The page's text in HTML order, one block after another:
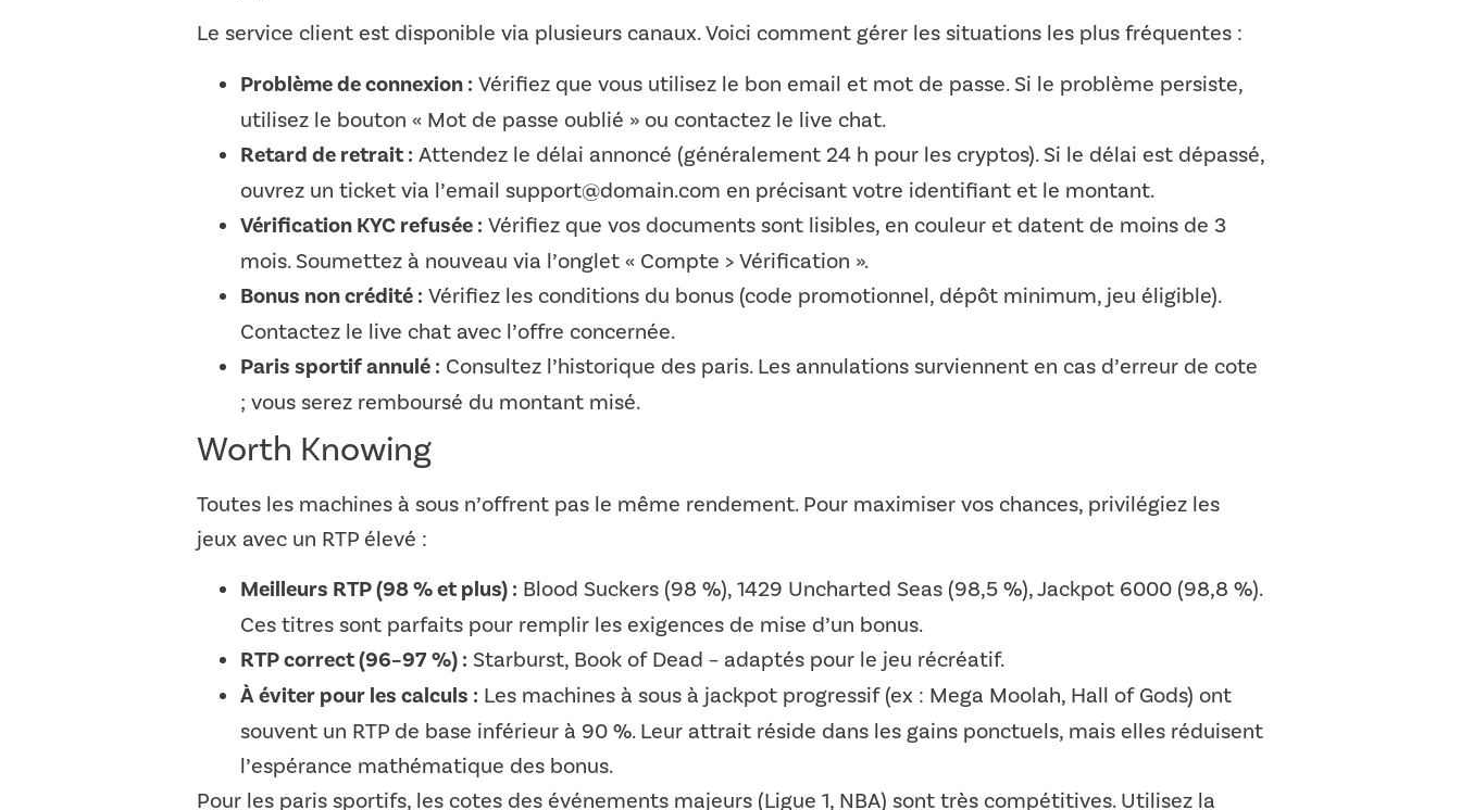
Le service client est disponible via plusieurs canaux. Voici comment gérer les situations les plus fréquentes :
Problème de connexion : Vérifiez que vous utilisez le bon email et mot de passe. Si le problème persiste,
utilisez le bouton « Mot de passe oublié » ou contactez le live chat.
Retard de retrait : Attendez le délai annoncé (généralement 24 h pour les cryptos). Si le délai est dépassé,
ouvrez un ticket via l’email support@domain.com en précisant votre identifiant et le montant.
Vérification KYC refusée : Vérifiez que vos documents sont lisibles, en couleur et datent de moins de 3
mois. Soumettez à nouveau via l’onglet « Compte > Vérification ».
Bonus non crédité : Vérifiez les conditions du bonus (code promotionnel, dépôt minimum, jeu éligible).
Contactez le live chat avec l’offre concernée.
Paris sportif annulé : Consultez l’historique des paris. Les annulations surviennent en cas d’erreur de cote
; vous serez remboursé du montant misé.
Worth Knowing
Toutes les machines à sous n’offrent pas le même rendement. Pour maximiser vos chances, privilégiez les
jeux avec un RTP élevé :
Meilleurs RTP (98 % et plus) : Blood Suckers (98 %), 1429 Uncharted Seas (98,5 %), Jackpot 6000 (98,8 %).
Ces titres sont parfaits pour remplir les exigences de mise d’un bonus.
RTP correct (96–97 %) : Starburst, Book of Dead – adaptés pour le jeu récréatif.
À éviter pour les calculs : Les machines à sous à jackpot progressif (ex : Mega Moolah, Hall of Gods) ont
souvent un RTP de base inférieur à 90 %. Leur attrait réside dans les gains ponctuels, mais elles réduisent
l’espérance mathématique des bonus.
Pour les paris sportifs, les cotes des événements majeurs (Ligue 1, NBA) sont très compétitives. Utilisez la